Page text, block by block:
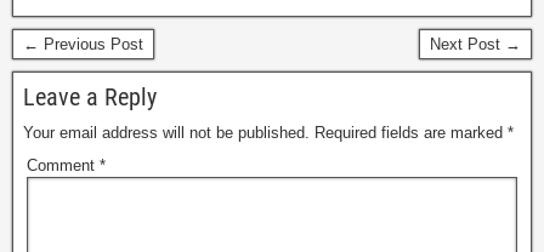
← Previous Post Next Post →
Leave a Reply
Your email address will not be published. Required fields are marked *
Comment *